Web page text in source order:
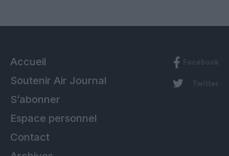
Accueil
Soutenir Air Journal
S’abonner
Espace personnel
Contact